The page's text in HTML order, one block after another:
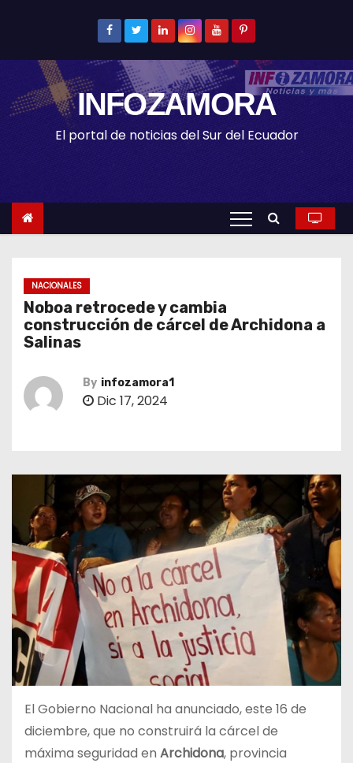
t
e
INFOZAMORA
El portal de noticias del Sur del Ecuador
NACIONALES
Noboa retrocede y cambia
construcción de cárcel de Archidona a
Salinas
By infozamora1
Dic 17, 2024
El Gobierno Nacional ha anunciado, este 16 de
diciembre, que no construirá la cárcel de
máxima seguridad en Archidona, provincia